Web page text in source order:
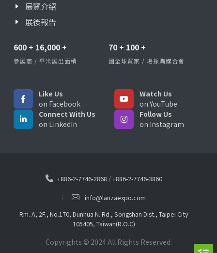
展覽介紹
展後報告
600 + 16,000 +
參展商 / 平米展出面積
70 + 100 +
國全球買家 / 場採購媒合會
Like Us
on Facebook
Watch Us
on YouTube
Connect With Us
on LinkedIn
Follow Us
on Instagram
+886-2-7746-2868 /+886-2-7746-3860
info@lanzaexpo.com
Rm. A, 2F., No.170, Dunhua N. Rd., Songshan Dist., Taipei City
105405, Taiwan(R.O.C)
Copyrights © 2024 All Rights Reserved.